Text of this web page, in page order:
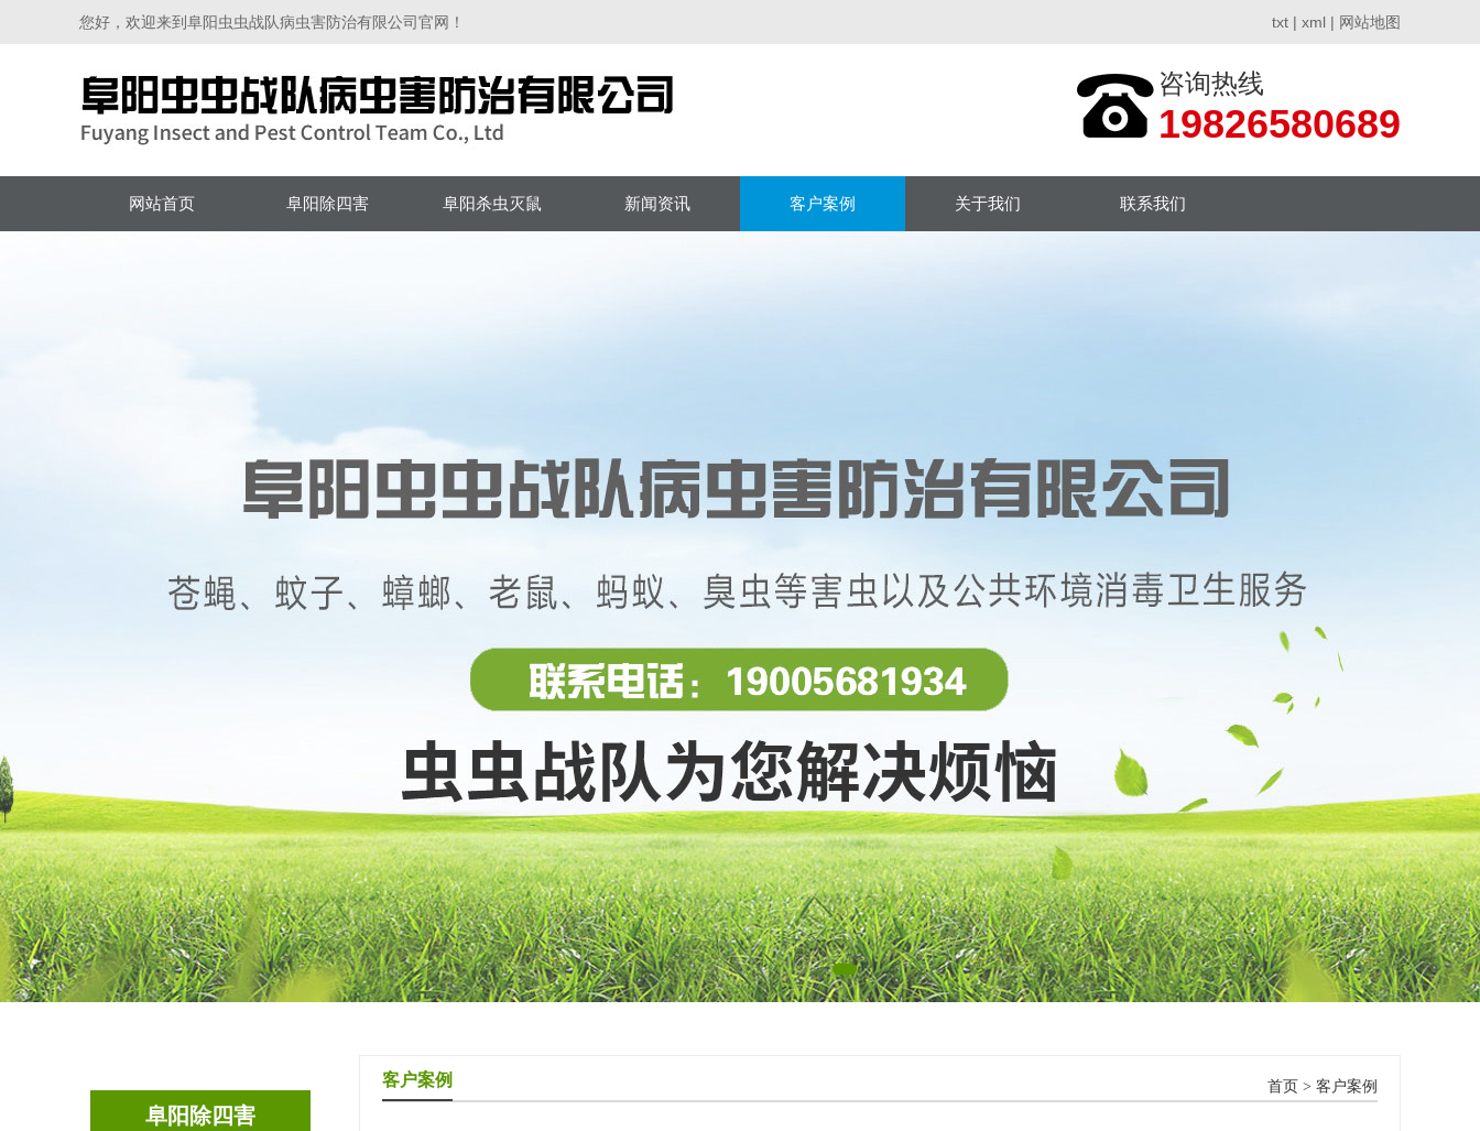
您好，欢迎来到阜阳虫虫战队病虫害防治有限公司官网！ txt | xml | 网站地图
咨询热线
19826580689
网站首页 阜阳除四害 阜阳杀虫灭鼠 新闻资讯 客户案例 关于我们 联系我们
阜阳除四害
客户案例 首页 > 客户案例